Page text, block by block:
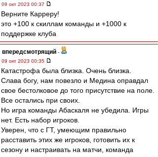
09 окт 2023 00:37
Верните Карреру!
это +100 к скиллам команды и +1000 к
поддержке клуба
впередсмотрящий -
09 окт 2023 00:35
Катастрофа была близка. Очень близка.
Слава богу, нам повезло и Медина оправдал
свое бестолковое до того присутствие на поле.
Все остались при своих.
Но игра команды Абаскаля не убедила. Игры
нет. Есть набор игроков.
Уверен, что с ГТ, умеющим правильно
расставить этих же игроков, готовить их к
сезону и настраивать на матчи, команда